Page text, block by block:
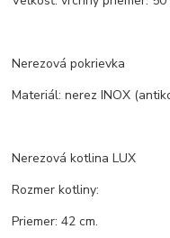
Nerezová pokrievka
Materiál: nerez INOX
Nerezová kotlina LUX
Rozmer kotliny:
Priemer: 42 cm.